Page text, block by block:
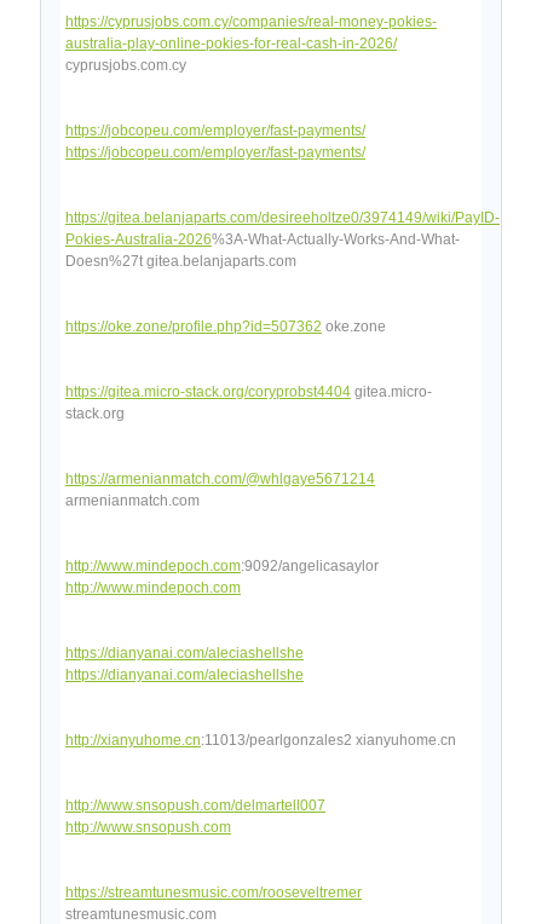
https://cyprusjobs.com.cy/companies/real-money-pokies-
australia-play-online-pokies-for-real-cash-in-2026/
cyprusjobs.com.cy
https://jobcopeu.com/employer/fast-payments/
https://jobcopeu.com/employer/fast-payments/
https://gitea.belanjaparts.com/desireeholtze0/3974149/wiki/PayID-
Pokies-Australia-2026%3A-What-Actually-Works-And-What-
Doesn%27t gitea.belanjaparts.com
https://oke.zone/profile.php?id=507362 oke.zone
https://gitea.micro-stack.org/coryprobst4404 gitea.micro-
stack.org
https://armenianmatch.com/@whlgaye5671214
armenianmatch.com
http://www.mindepoch.com:9092/angelicasaylor
http://www.mindepoch.com
https://dianyanai.com/aleciashellshe
https://dianyanai.com/aleciashellshe
http://xianyuhome.cn:11013/pearlgonzales2 xianyuhome.cn
http://www.snsopush.com/delmartell007
http://www.snsopush.com
https://streamtunesmusic.com/rooseveltremer
streamtunesmusic.com